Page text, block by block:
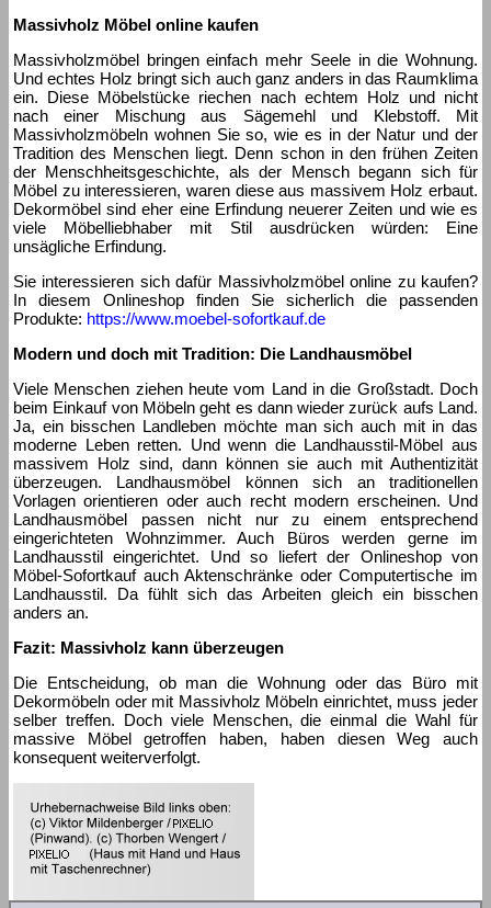
Massivholz Möbel online kaufen
Massivholzmöbel bringen einfach mehr Seele in die Wohnung.
Und echtes Holz bringt sich auch ganz anders in das Raumklima
ein. Diese Möbelstücke riechen nach echtem Holz und nicht
nach einer Mischung aus Sägemehl und Klebstoff. Mit
Massivholzmöbeln wohnen Sie so, wie es in der Natur und der
Tradition des Menschen liegt. Denn schon in den frühen Zeiten
der Menschheitsgeschichte, als der Mensch begann sich für
Möbel zu interessieren, waren diese aus massivem Holz erbaut.
Dekormöbel sind eher eine Erfindung neuerer Zeiten und wie es
viele Möbelliebhaber mit Stil ausdrücken würden: Eine
unsägliche Erfindung.
Sie interessieren sich dafür Massivholzmöbel online zu kaufen?
In diesem Onlineshop finden Sie sicherlich die passenden
Produkte: https://www.moebel-sofortkauf.de
Modern und doch mit Tradition: Die Landhausmöbel
Viele Menschen ziehen heute vom Land in die Großstadt. Doch
beim Einkauf von Möbeln geht es dann wieder zurück aufs Land.
Ja, ein bisschen Landleben möchte man sich auch mit in das
moderne Leben retten. Und wenn die Landhausstil-Möbel aus
massivem Holz sind, dann können sie auch mit Authentizität
überzeugen. Landhausmöbel können sich an traditionellen
Vorlagen orientieren oder auch recht modern erscheinen. Und
Landhausmöbel passen nicht nur zu einem entsprechend
eingerichteten Wohnzimmer. Auch Büros werden gerne im
Landhausstil eingerichtet. Und so liefert der Onlineshop von
Möbel-Sofortkauf auch Aktenschränke oder Computertische im
Landhausstil. Da fühlt sich das Arbeiten gleich ein bisschen
anders an.
Fazit: Massivholz kann überzeugen
Die Entscheidung, ob man die Wohnung oder das Büro mit
Dekormöbeln oder mit Massivholz Möbeln einrichtet, muss jeder
selber treffen. Doch viele Menschen, die einmal die Wahl für
massive Möbel getroffen haben, haben diesen Weg auch
konsequent weiterverfolgt.